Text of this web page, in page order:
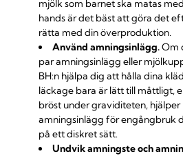
mjölksom barnet ska matas
hands är det bäst att göra det
rätta med din överproduktion.
Använd amningsinlägg.Om
paramningsinlägg eller
BH:n hjälpa dig att hålla dina
läckage bara är lätt till måttligt,
bröst under graviditeten, hjälper
amningsinlägg för engångbruk
på ett diskret sätt.
Undvik amningste och